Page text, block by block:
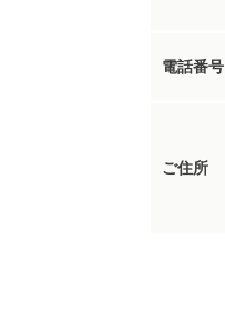
電話番号
ご住所